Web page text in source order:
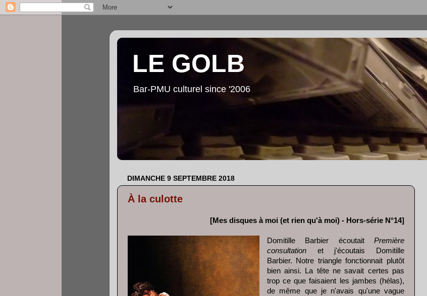
LE GOLB
Bar-PMU culturel since '2006
DIMANCHE 9 SEPTEMBRE 2018
À la culotte
[Mes disques à moi (et rien qu'à moi) - Hors-série N°14]
Domitille Barbier écoutait Première
consultationet j'écoutais Domitille
Barbier. Notre triangle fonctionnait plutôt
bien ainsi. La tête ne savait certes pas
trop ce que faisaient les jambes (hélas),
de même que je n'avais qu'une vague